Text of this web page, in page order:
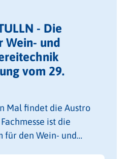
- Die
Wein- und
vom 29.
Mal findet die Austro
ist die
für den Wein- und